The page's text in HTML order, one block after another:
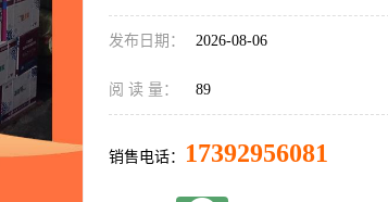
发布日期： 2026-08-06
阅 读 量： 89
销售电话： 17392956081